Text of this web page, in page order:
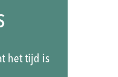
het tijd is